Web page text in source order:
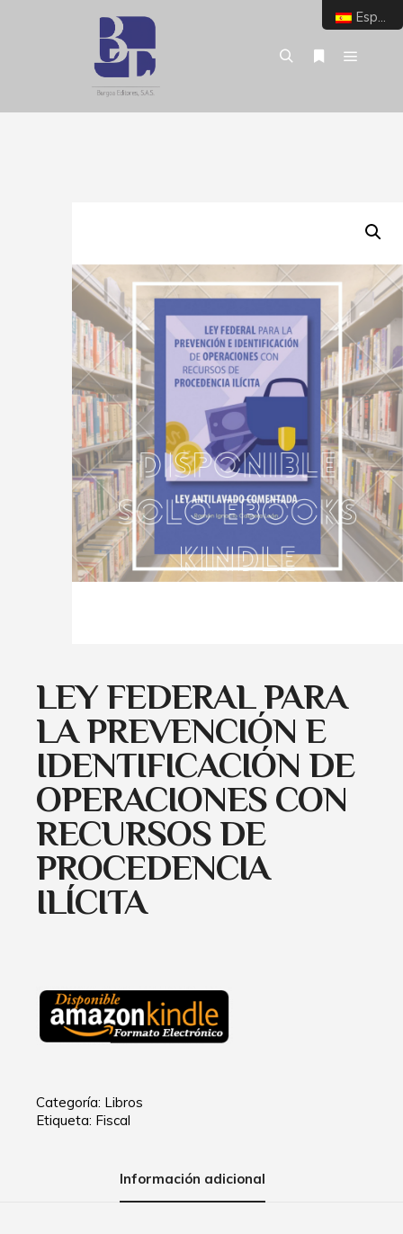
LEY FEDERAL PARA
LA PREVENCIÓN E
IDENTIFICACIÓN DE
OPERACIONES CON
RECURSOS DE
PROCEDENCIA
ILÍCITA
Categoría: Libros
Etiqueta: Fiscal
Información adicional
Español